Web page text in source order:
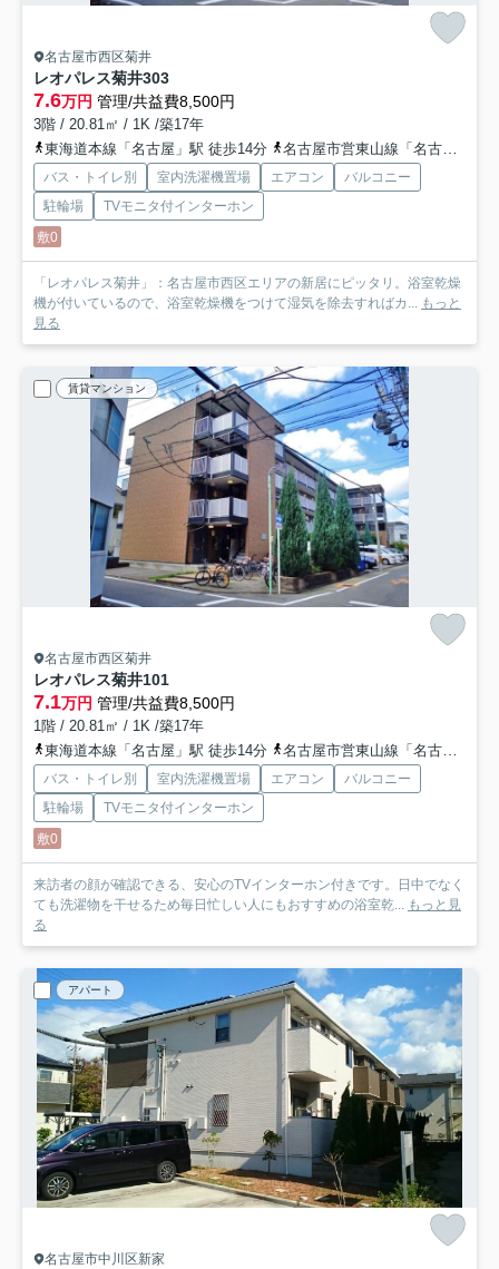
名古屋市西区菊井
レオパレス菊井303
7.6万円 管理/共益費8,500円
3階 / 20.81㎡ / 1K /築17年
東海道本線「名古屋」駅 徒歩14分
名古屋市営東山線「名古屋」駅 徒歩14分
バス・トイレ別 室内洗濯機置場 エアコン
バルコニー
駐輪場
TVモニタ付インターホン
敷0
「レオパレス菊井」：名古屋市西区エリアの新居にピッタリ。浴室乾燥
機が付いているので、浴室乾燥機をつけて湿気を除去すればカ... もっと
見る
賃貸マンション
名古屋市西区菊井
レオパレス菊井101
7.1万円 管理/共益費8,500円
1階 / 20.81㎡ / 1K /築17年
東海道本線「名古屋」駅 徒歩14分
名古屋市営東山線「名古屋」駅 徒歩14分
バス・トイレ別 室内洗濯機置場 エアコン
バルコニー
駐輪場
TVモニタ付インターホン
敷0
来訪者の顔が確認できる、安心のTVインターホン付きです。日中でなく
ても洗濯物を干せるため毎日忙しい人にもおすすめの浴室乾...
もっと見
る
アパート
名古屋市中川区新家